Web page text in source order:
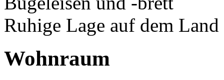
Ruhige Lage auf dem Land
Wohnraum